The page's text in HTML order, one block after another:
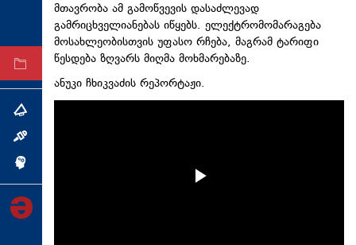
ტაბლოიდი
არქივი
მთავრობა ამ გამოწვევის დასაძლევად
გამრიცხველიანებას იწყებს. ელექტრომომარაგება
მოსახლეობისთვის უფასო რჩება, მაგრამ ტარიფი
წესდება ზღვარს მიღმა მოხმარებაზე.
ანუკი ჩხიკვაძის რეპორტაჟი.